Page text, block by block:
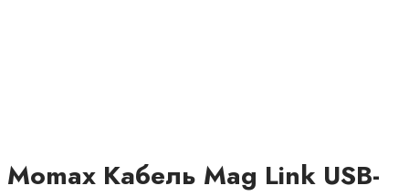
Momax Кабель Mag Link USB-